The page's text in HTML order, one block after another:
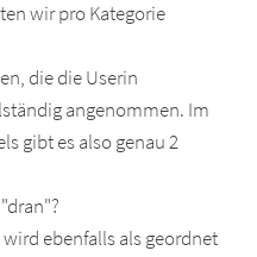
wir pro Kategorie
die die Userin
angenommen. Im
gibt es also genau 2
"dran"?
ebenfalls als geordnet